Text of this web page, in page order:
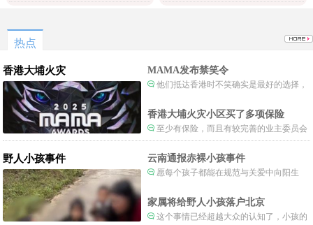
热点
香港大埔火灾 MAMA发布禁笑令
他们抵达香港时不笑确实是最好的选择，
一种保护吧。
香港大埔火灾小区买了多项保险
至少有保险，而且有较完善的业主委员会
制度。
野人小孩事件 云南通报赤裸小孩事件
愿每个孩子都能在规范与关爱中向阳生
家属将给野人小孩落户北京
这个事情已经超越大众的认知了，小孩的